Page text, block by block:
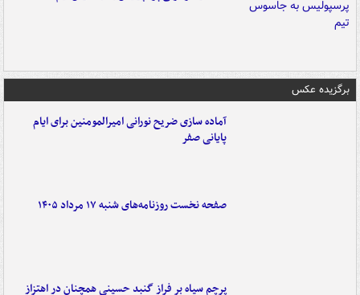
برگزیده عکس
آماده سازی ضریح نورانی امیرالمومنین برای ایام
پایانی صفر
صفحه نخست روزنامه‌های شنبه ۱۷ مرداد ۱۴۰۵
پرچم سیاه بر فراز گنبد حسینی همچنان در اهتزاز